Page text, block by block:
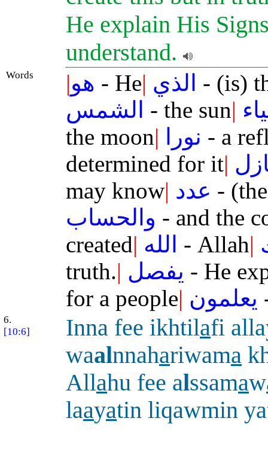
He explain His
understand.
Words |هو - He| الذي - (is)
الشمس - the sun|
the moon| نورا - a
determined for it|
may know| عدد -
والحساب - and the
created| الله - Allah|
truth.| يفصل - He
for a people| يعلمون
6.
[10:6]
Inna fee ikhtilafi
waalnnahariwama
Allahu fee alssamaw
laayatin liqawmin